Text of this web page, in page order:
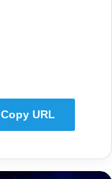
Copy URL